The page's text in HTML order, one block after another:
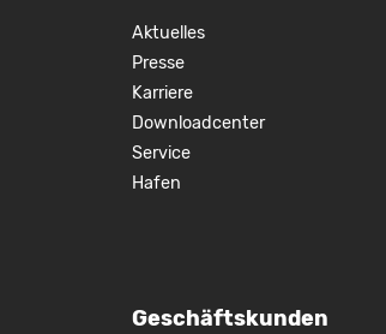
Aktuelles
Presse
Karriere
Downloadcenter
Service
Hafen
Geschäftskunden